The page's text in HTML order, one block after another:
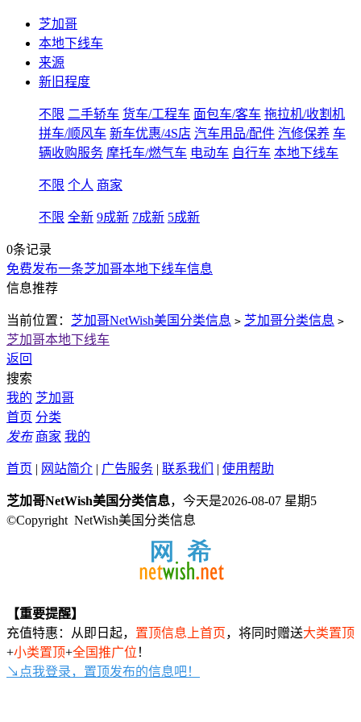
芝加哥
本地下线车
来源
新旧程度
不限 二手轿车 货车/工程车 面包车/客车 拖拉机/收割机
拼车/顺风车 新车优惠/4S店 汽车用品/配件 汽修保养 车
辆收购服务 摩托车/燃气车 电动车 自行车 本地下线车
不限 个人 商家
不限 全新 9成新 7成新 5成新
0条记录
免费发布一条芝加哥本地下线车信息
信息推荐
当前位置： 芝加哥NetWish美国分类信息 > 芝加哥分类信息 >
芝加哥本地下线车
返回
搜索
我的 芝加哥
首页 分类
发布 商家 我的
首页 | 网站简介 | 广告服务 | 联系我们 | 使用帮助
芝加哥NetWish美国分类信息，今天是2026-08-07 星期5
©Copyright NetWish美国分类信息
【重要提醒】
充值特惠：从即日起， 置顶信息上首页，将同时赠送大类置顶
+小类置顶+全国推广位 ！
↘点我登录，置顶发布的信息吧！